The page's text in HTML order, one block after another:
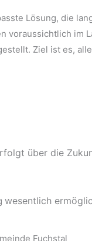
Lösung, die
voraussichtlich im
Ziel ist es,
über die
wesentlich
Fuchstal